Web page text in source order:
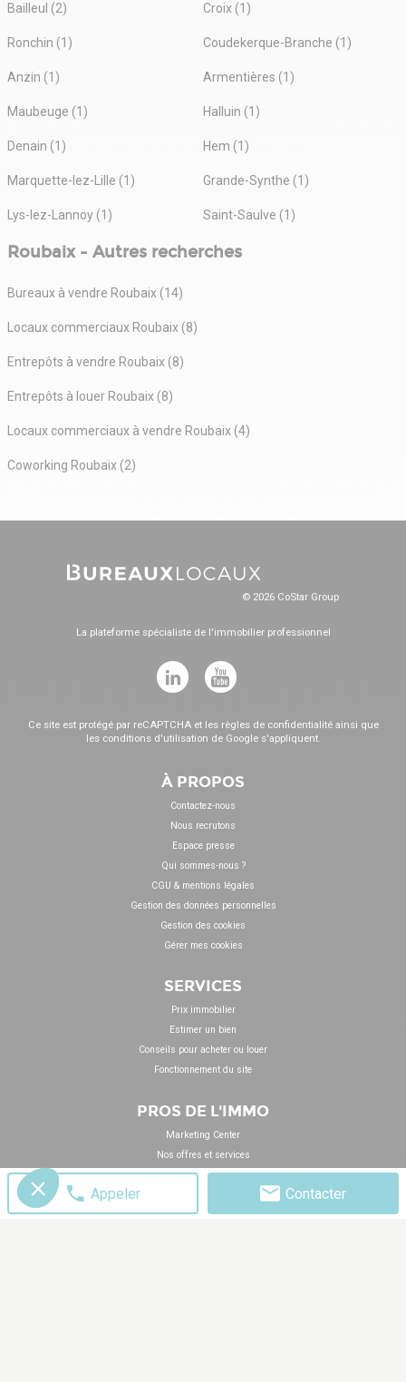
Bailleul (2) Croix (1)
Ronchin (1) Coudekerque-Branche (1)
Anzin (1) Armentières (1)
Maubeuge (1) Halluin (1)
Denain (1) Hem (1)
Marquette-lez-Lille (1) Grande-Synthe (1)
Lys-lez-Lannoy (1) Saint-Saulve (1)
Roubaix - Autres recherches
Bureaux à vendre Roubaix (14)
Locaux commerciaux Roubaix (8)
Entrepôts à vendre Roubaix (8)
Entrepôts à louer Roubaix (8)
Locaux commerciaux à vendre Roubaix (4)
Coworking Roubaix (2)
Appeler Contacter
© 2026 CoStar Group
La plateforme spécialiste de l'immobilier professionnel
Ce site est protégé par reCAPTCHA et les règles de confidentialitéainsi que
les conditions d'utilisation de Google s'appliquent.
À PROPOS
Contactez-nous
Nous recrutons
Espace presse
Qui sommes-nous ?
CGU & mentions légales
Gestion des données personnelles
Gestion des cookies
Gérer mes cookies
SERVICES
Prix immobilier
Estimer un bien
Conseils pour acheter ou louer
Fonctionnement du site
PROS DE L'IMMO
Marketing Center
Nos offres et services
S'inscrire à la newsletter
Blog & Actualités